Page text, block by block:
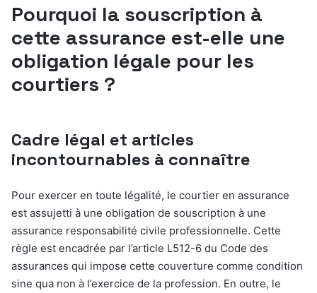
Pourquoi la souscription à
cette assurance est-elle une
obligation légale pour les
courtiers ?
Cadre légal et articles
incontournables à connaître
Pour exercer en toute légalité, le courtier en assurance
est assujetti à une obligation de souscription à une
assurance responsabilité civile professionnelle. Cette
règle est encadrée par l’article L512-6 du Code des
assurances qui impose cette couverture comme condition
sine qua non à l’exercice de la profession. En outre, le